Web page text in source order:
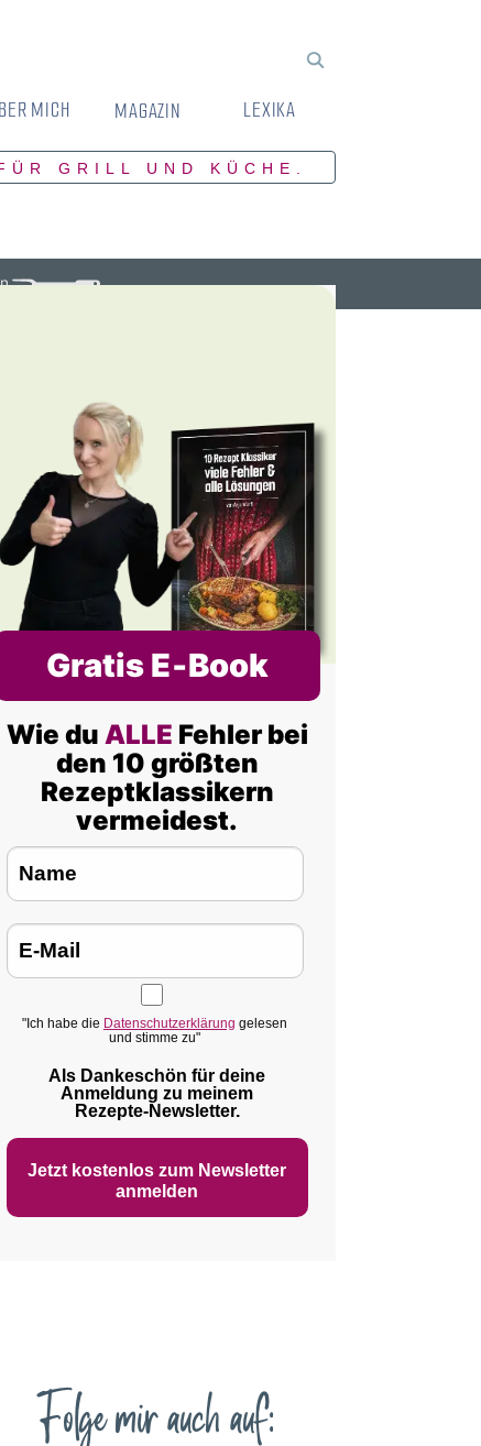
MICH MAGAZIN LEXIKA
GRILL UND KÜCHE.
Gratis E‑Book
Wie du ALLE Fehler bei
den 10 größten
Rezeptklassikern
vermeidest.
"Ich habe die Datenschutzerklärung gelesen
und stimme zu"
Als Dankeschön für deine
Anmeldung zu meinem
Rezepte‑Newsletter.
Jetzt kostenlos zum Newsletter
anmelden
Folge mir auch auf: